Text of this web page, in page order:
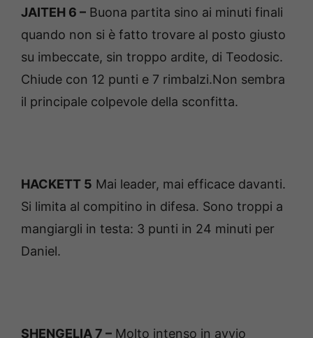
JAITEH 6 – Buona partita sino ai minuti finali
quando non si è fatto trovare al posto giusto
su imbeccate, sin troppo ardite, di Teodosic.
Chiude con 12 punti e 7 rimbalzi.Non sembra
il principale colpevole della sconfitta.
HACKETT 5 Mai leader, mai efficace davanti.
Si limita al compitino in difesa. Sono troppi a
mangiargli in testa: 3 punti in 24 minuti per
Daniel.
SHENGELIA 7 – Molto intenso in avvio